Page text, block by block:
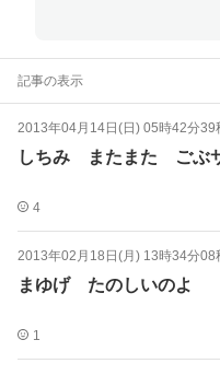
記事の表示
2013年04月14日(日) 05時42分39
しちみ またまた ごぶ
4
2013年02月18日(月) 13時34分08
まゆげ たのしいのよ
1